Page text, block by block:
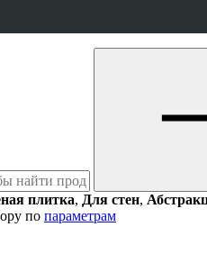
плитка, Для стен,
по параметрам